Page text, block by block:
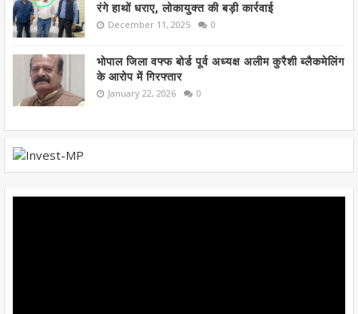
रंगे हाथों धराए, लोकायुक्त की बड़ी कार्रवाई
December 11, 2025 0
भोपाल जिला वफ्फ बोर्ड पूर्व अध्यक्ष अलीम कुरैशी ब्लैकमेलिंग
के आरोप में गिरफ्तार
January 22, 2026 0